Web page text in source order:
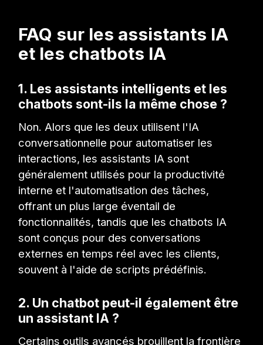
FAQ sur les assistants IA
et les chatbots IA
1. Les assistants intelligents et les
chatbots sont-ils la même chose ?
Non. Alors que les deux utilisent l'IA
conversationnelle pour automatiser les
interactions, les assistants IA sont
généralement utilisés pour la productivité
interne et l'automatisation des tâches,
offrant un plus large éventail de
fonctionnalités, tandis que les chatbots IA
sont conçus pour des conversations
externes en temps réel avec les clients,
souvent à l'aide de scripts prédéfinis.
2. Un chatbot peut-il également être
un assistant IA ?
Certains outils avancés brouillent la frontière